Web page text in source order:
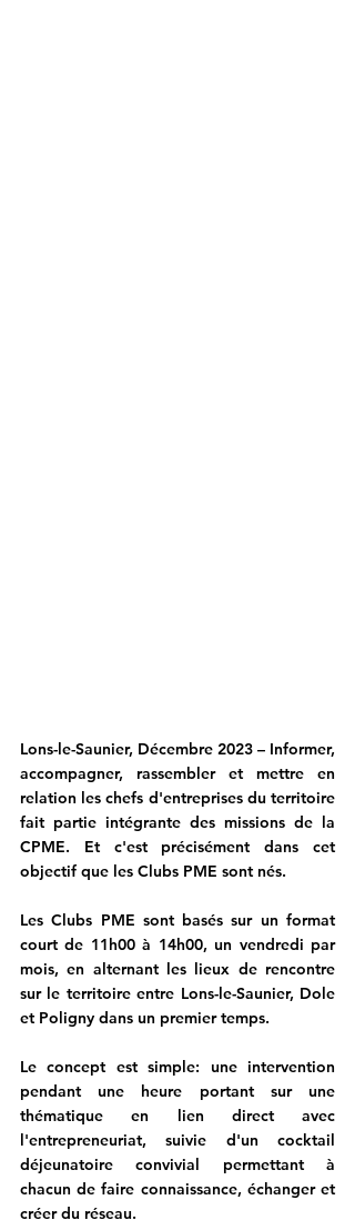
Lons-le-Saunier, Décembre 2023 – Informer,
accompagner, rassembler et mettre en
relation les chefs d'entreprises du territoire
fait partie intégrante des missions de la
CPME. Et c'est précisément dans cet
objectif que les Clubs PME sont nés.
Les Clubs PME sont basés sur un format
court de 11h00 à 14h00, un vendredi par
mois, en alternant les lieux de rencontre
sur le territoire entre Lons-le-Saunier, Dole
et Poligny dans un premier temps.
Le concept est simple: une intervention
pendant une heure portant sur une
thématique en lien direct avec
l'entrepreneuriat, suivie d'un cocktail
déjeunatoire convivial permettant à
chacun de faire connaissance, échanger et
créer du réseau.